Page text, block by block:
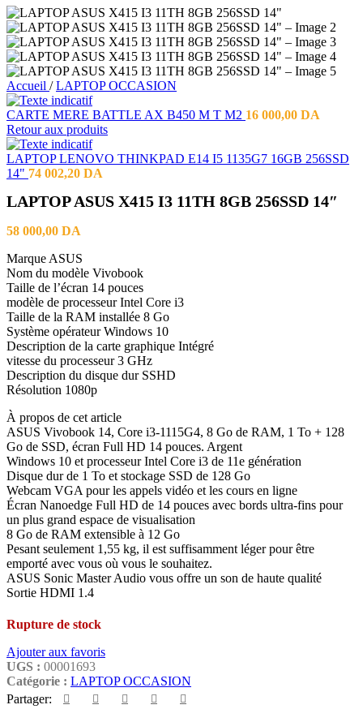
Accueil / LAPTOP OCCASION
CARTE MERE BATTLE AX B450 M T M2 16 000,00 DA
Retour aux produits
LAPTOP LENOVO THINKPAD E14 I5 1135G7 16GB 256SSD
14" 74 002,20 DA
LAPTOP ASUS X415 I3 11TH 8GB 256SSD 14″
58 000,00 DA
Marque ASUS
Nom du modèle Vivobook
Taille de l’écran 14 pouces
modèle de processeur Intel Core i3
Taille de la RAM installée 8 Go
Système opérateur Windows 10
Description de la carte graphique Intégré
vitesse du processeur 3 GHz
Description du disque dur SSHD
Résolution 1080p
À propos de cet article
ASUS Vivobook 14, Core i3-1115G4, 8 Go de RAM, 1 To + 128
Go de SSD, écran Full HD 14 pouces. Argent
Windows 10 et processeur Intel Core i3 de 11e génération
Disque dur de 1 To et stockage SSD de 128 Go
Webcam VGA pour les appels vidéo et les cours en ligne
Écran Nanoedge Full HD de 14 pouces avec bords ultra-fins pour
un plus grand espace de visualisation
8 Go de RAM extensible à 12 Go
Pesant seulement 1,55 kg, il est suffisamment léger pour être
emporté avec vous où vous le souhaitez.
ASUS Sonic Master Audio vous offre un son de haute qualité
Sortie HDMI 1.4
Rupture de stock
Ajouter aux favoris
UGS : 00001693
Catégorie : LAPTOP OCCASION
Partager: